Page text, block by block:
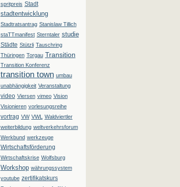
spritpreis Stadt
stadtentwicklung
Stadtratsantrag Stanislaw Tillich
staTTmanifest Sterntaler studie
Städte Stützli Tauschring
Thüringen Torgau Transition
Transition Konferenz
transition town umbau
unabhängigkeit Veranstaltung
video Viersen vimeo Vision
Visionieren vorlesungsreihe
vortrag VW VWL Waldviertler
weiterbildung weltverkehrsforum
Werkbund werkzeuge
Wirtschaftsförderung
Wirtschaftskrise Wolfsburg
Workshop währungssystem
youtube zertifikatskurs